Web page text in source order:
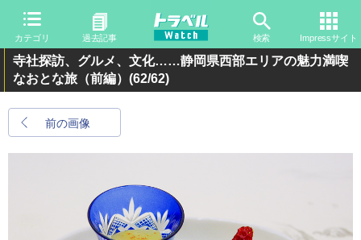
カテゴリ 過去記事 検索 Impressサイト
寺社探訪、グルメ、文化……静岡県西部エリアの魅力満喫
なおとな旅（前編） (62/62)
前の画像